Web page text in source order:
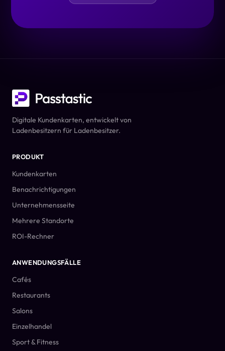
Digitale Kundenkarten, entwickelt von
Ladenbesitzern für Ladenbesitzer.
PRODUKT
Kundenkarten
Benachrichtigungen
Unternehmensseite
Mehrere Standorte
ROI-Rechner
ANWENDUNGSFÄLLE
Cafés
Restaurants
Salons
Einzelhandel
Sport & Fitness